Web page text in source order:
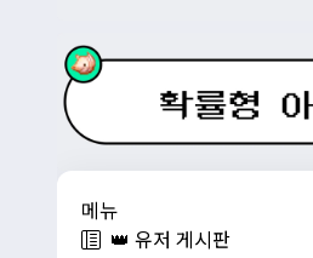
메뉴
👑 유저 게시판